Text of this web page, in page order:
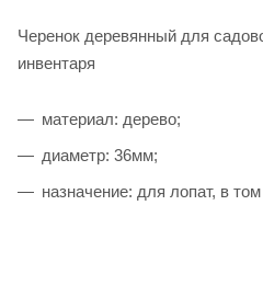
Черенок деревянный для
инвентаря
материал: дерево;
диаметр: 36мм;
назначение: для лопат, в